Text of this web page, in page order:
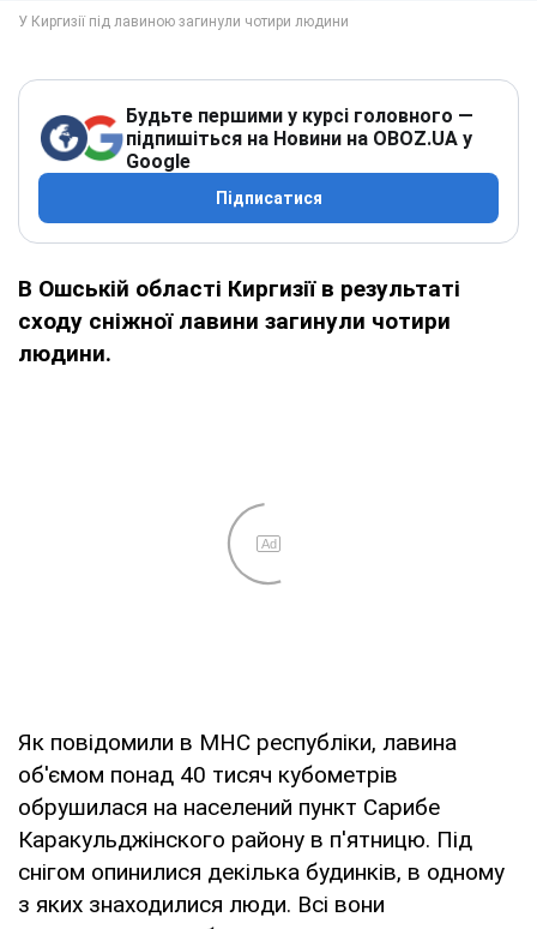
Будьте першими у курсі головного —
підпишіться на Новини на OBOZ.UA у
Google
Підписатися
В Ошській області Киргизії в результаті
сходу сніжної лавини загинули чотири
людини.
Ad
Як повідомили в МНС республіки, лавина
об'ємом понад 40 тисяч кубометрів
обрушилася на населений пункт Сарибе
Каракульджінского району в п'ятницю. Під
снігом опинилися декілька будинків, в одному
з яких знаходилися люди. Всі вони